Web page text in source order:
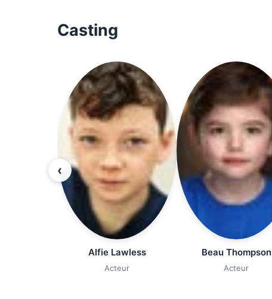
Casting
‹
Alfie Lawless
Acteur
Beau Thompson
Acteur